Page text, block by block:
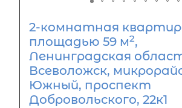
2-комнатная
площадью 59 м2,
Ленинградская
Всеволожск,
Южный, проспект
Добровольского, 22к1